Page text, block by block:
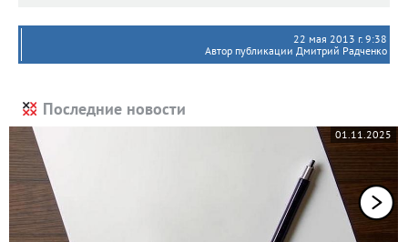
22 мая 2013 г. 9:38
Автор публикации Дмитрий Радченко
Последние новости
01.11.2025